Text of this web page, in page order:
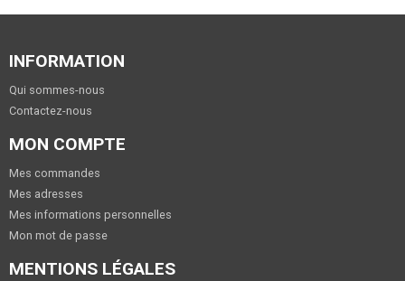
INFORMATION
Qui sommes-nous
Contactez-nous
MON COMPTE
Mes commandes
Mes adresses
Mes informations personnelles
Mon mot de passe
MENTIONS LÉGALES